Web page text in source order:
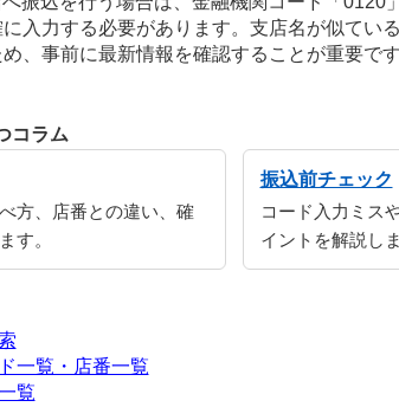
入力する必要があります。支店名が似てい
、事前に最新情報を確認することが重要です
コラム
方、店番との違い、確
す。
振込前チェック
コード入力ミス
イントを解説しま
一覧・店番一覧
覧